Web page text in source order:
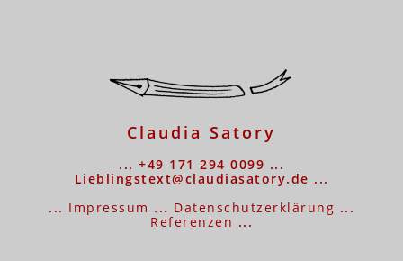
Claudia Satory
... +49 171 294 0099 ...
Lieblingstext@claudiasatory.de ...
... Impressum ... Datenschutzerklärung ...
Referenzen ...